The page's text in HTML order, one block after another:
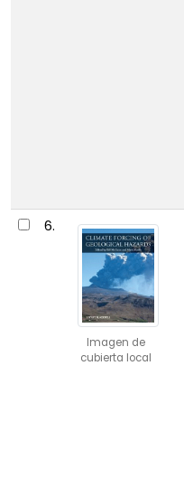
6.
Imagen de
cubierta local